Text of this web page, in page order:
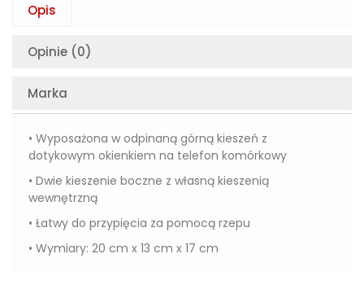
Opis
Opinie (0)
Marka
• Wyposażona w odpinaną górną kieszeń z
dotykowym okienkiem na telefon komórkowy
• Dwie kieszenie boczne z własną kieszenią
wewnętrzną
• Łatwy do przypięcia za pomocą rzepu
• Wymiary: 20 cm x 13 cm x 17 cm